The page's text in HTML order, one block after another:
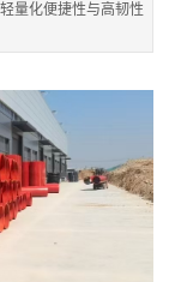
量化便捷性与高韧性